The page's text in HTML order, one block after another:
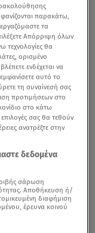
παρακάτω,
τα
Απόρριψη όλων
τεχνολογίες θα
ορισμένο
ενδέχεται να
αυτό το
τη συναίνεσή σας
προτιμήσεων στο
στο κάτω
σας θα τεθούν
ανατρέξτε στην
δεδομένα
σάρωση
Αποθήκευση ή/
διαφήμιση
έρευνα κοινού